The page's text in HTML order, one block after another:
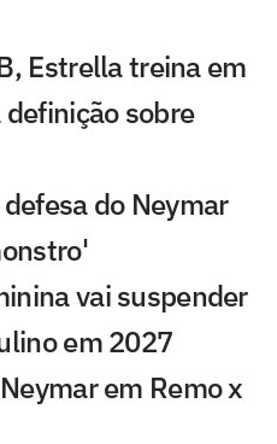
Estrella treina em
sobre
do Neymar
vai suspender
em 2027
em Remo x